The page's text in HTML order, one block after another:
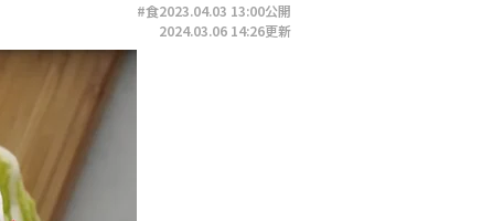
#食2023.04.03 13:00公開
2024.03.06 14:26更新